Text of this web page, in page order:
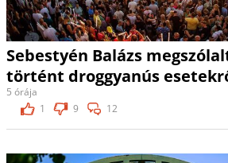
Sebestyén Balázs
történt droggyanús
5 órája
1
9 12